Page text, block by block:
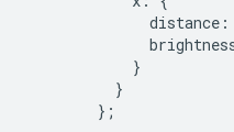
distance :
}
}
};